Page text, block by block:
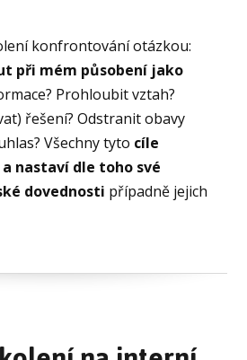
konfrontování otázkou:
při mém působení jako
Prohloubit vztah?
řešení? Odstranit obavy
Všechny tyto cíle
nastaví dle toho své
dovednosti případně jejich